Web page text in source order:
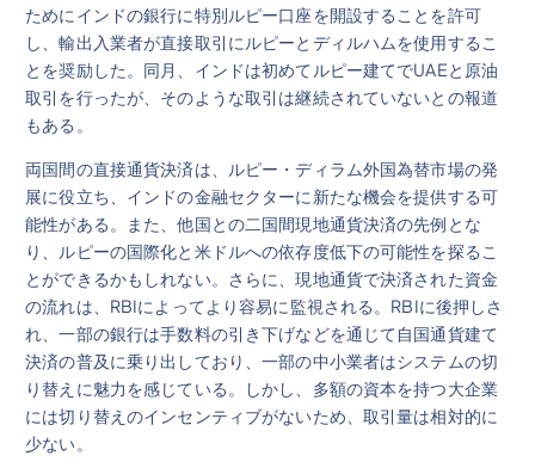
ためにインドの銀行に特別ルピー口座を開設することを許可
し、輸出入業者が直接取引にルピーとディルハムを使用するこ
とを奨励した。同月、インドは初めてルピー建てでUAEと原油
取引を行ったが、そのような取引は継続されていないとの報道
もある。
両国間の直接通貨決済は、ルピー・ディラム外国為替市場の発
展に役立ち、インドの金融セクターに新たな機会を提供する可
能性がある。また、他国との二国間現地通貨決済の先例とな
り、ルピーの国際化と米ドルへの依存度低下の可能性を探るこ
とができるかもしれない。さらに、現地通貨で決済された資金
の流れは、RBIによってより容易に監視される。RBIに後押しさ
れ、一部の銀行は手数料の引き下げなどを通じて自国通貨建て
決済の普及に乗り出しており、一部の中小業者はシステムの切
り替えに魅力を感じている。しかし、多額の資本を持つ大企業
には切り替えのインセンティブがないため、取引量は相対的に
少ない。